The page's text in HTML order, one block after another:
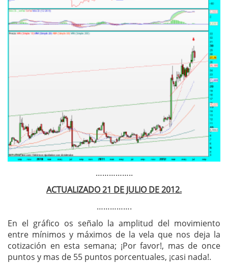
……………..
ACTUALIZADO 21 DE JULIO DE 2012.
…………….
En el gráfico os señalo la amplitud del movimiento
entre mínimos y máximos de la vela que nos deja la
cotización en esta semana; ¡Por favor!, mas de once
puntos y mas de 55 puntos porcentuales, ¡casi nada!.